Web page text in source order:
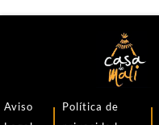
Aviso
Política de